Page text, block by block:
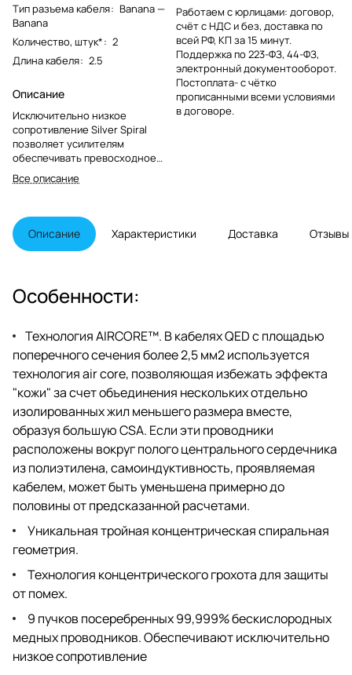
Тип разъема кабеля: Banana —
Banana
Количество, штук*: 2
Длина кабеля: 2.5
Описание
Исключительно низкое
сопротивление Silver Spiral
позволяет усилителям
обеспечивать превосходное
сцепление и контроль над
динамиками, которыми они
частотах. Это не просто еще
один акустический кабель, это
высокопроизводительный
разработок QED за последние
Все описание
Работаем с юрлицами: договор,
счёт с НДС и без, доставка по
всей РФ, КП за 15 минут.
Поддержка по 223-ФЗ, 44-ФЗ,
электронный документооборот.
Постоплата- с чётко
прописанными всеми условиями
в договоре.
Описание Характеристики Доставка Отзывы
Особенности:
Технология AIRCORE™. В кабелях QED с площадью
поперечного сечения более 2,5 мм2 используется
технология air core, позволяющая избежать эффекта
"кожи" за счет объединения нескольких отдельно
изолированных жил меньшего размера вместе,
образуя большую CSA. Если эти проводники
расположены вокруг полого центрального сердечника
из полиэтилена, самоиндуктивность, проявляемая
кабелем, может быть уменьшена примерно до
половины от предсказанной расчетами.
Уникальная тройная концентрическая спиральная
геометрия.
Технология концентрического грохота для защиты
от помех.
9 пучков посеребренных 99,999% бескислородных
медных проводников. Обеспечивают исключительно
низкое сопротивление